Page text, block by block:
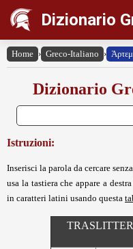
Dizionario
Home › Greco-Italiano ›
Dizionario
Istruzioni:
Inserisci la parola da cercare
usa la tastiera che appare a
in caratteri latini usando questa